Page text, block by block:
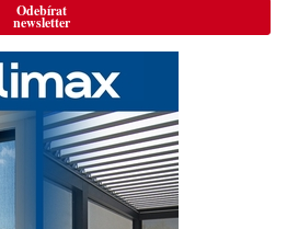
Odebírat
newsletter